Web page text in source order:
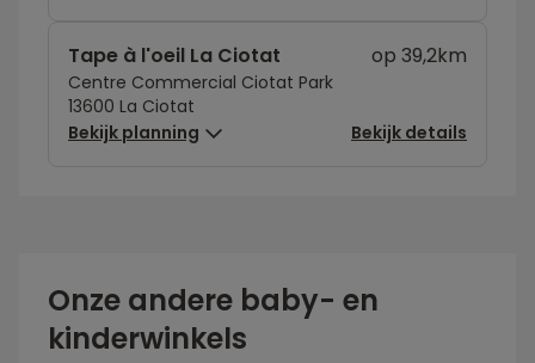
Tape à l'oeil La Ciotat
Centre Commercial Ciotat Park
13600 La Ciotat
op 39,2km
Bekijk planning Bekijk details
Onze andere baby- en
kinderwinkels